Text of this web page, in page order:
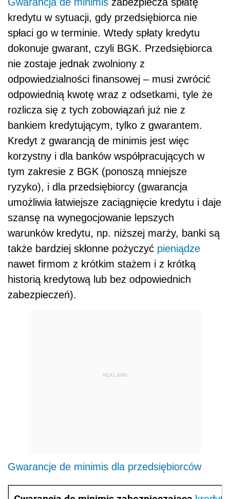
kredytu w sytuacji, gdy przedsiębiorca nie
spłaci go w terminie. Wtedy spłaty kredytu
dokonuje gwarant, czyli BGK. Przedsiębiorca
nie zostaje jednak zwolniony z
odpowiedzialności finansowej – musi zwrócić
odpowiednią kwotę wraz z odsetkami, tyle że
rozlicza się z tych zobowiązań już nie z
bankiem kredytującym, tylko z gwarantem.
Kredyt z gwarancją de minimis jest więc
korzystny i dla banków współpracujących w
tym zakresie z BGK (ponoszą mniejsze
ryzyko), i dla przedsiębiorcy (gwarancja
umożliwia łatwiejsze zaciągnięcie kredytu i daje
szansę na wynegocjowanie lepszych
warunków kredytu, np. niższej marży, banki są
także bardziej skłonne pożyczyć pieniądze
nawet firmom z krótkim stażem i z krótką
historią kredytową lub bez odpowiednich
zabezpieczeń).
REKLAMA
Gwarancje de minimis dla przedsiębiorców